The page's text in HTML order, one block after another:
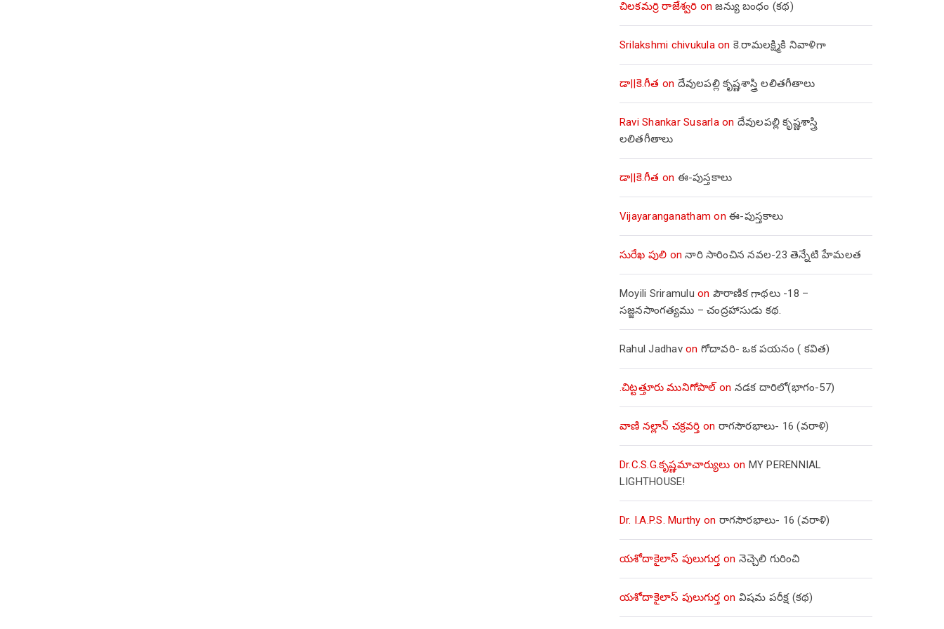
చిలకమర్రి రాజేశ్వరి onజన్యు బంధం (కథ)
Srilakshmi chivukulaon కె.రామలక్ష్మికి నివాళిగా
డా||కె.గీత on దేవులపల్లి కృష్ణశాస్త్రి లలితగీతాలు
Ravi Shankar Susarlaon దేవులపల్లి కృష్ణశాస్త్రి
లలితగీతాలు
డా||కె.గీత on ఈ-పుస్తకాలు
Vijayaranganatham onఈ-పుస్తకాలు
సురేఖ పులి onనారి సారించిన నవల-23 తెన్నేటి హేమలత
Moyili Sriramulu on పౌరాణిక గాథలు -18 –
సజ్జనసాంగత్యము – చంద్రహాసుడు కథ.
Rahul Jadhavon గోదావరి- ఒక పయనం ( కవిత)
.చిట్టత్తూరు మునిగోపాల్on నడక దారిలో(భాగం-57)
వాణి నల్లాన్ చక్రవర్తి on రాగసౌరభాలు- 16 (వరాళి)
Dr.C.S.G.కృష్ణమాచార్యులు on MY PERENNIAL
LIGHTHOUSE!
Dr. I.A.P.S. Murthy on రాగసౌరభాలు- 16 (వరాళి)
యశోదాకైలాస్ పులుగుర్త on నెచ్చెలి గురించి
యశోదాకైలాస్ పులుగుర్త on విషమ పరీక్ష (క‌థ‌)